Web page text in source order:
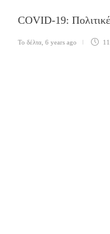
COVID-19:
Το δέλτα 6 years ago